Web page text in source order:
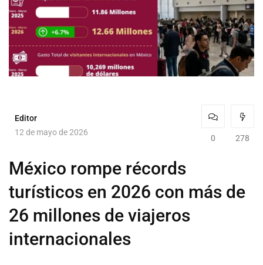
Editor
12 de mayo de 2026
0 278
México rompe récords
turísticos en 2026 con más de
26 millones de viajeros
internacionales